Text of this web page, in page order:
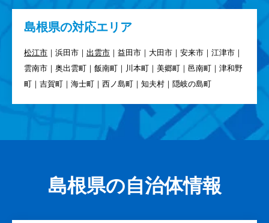
島根県の対応エリア
松江市 ｜浜田市｜ 出雲市 ｜益田市｜大田市｜安来市｜江津市｜
雲南市｜奥出雲町｜飯南町｜川本町｜美郷町｜邑南町｜津和野
町｜吉賀町｜海士町｜西ノ島町｜知夫村｜隠岐の島町
島根県の自治体情報